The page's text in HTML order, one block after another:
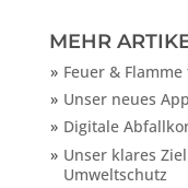
MEHR
Feuer &
Unser neues
Digitale
Unser klares
Umweltschutz